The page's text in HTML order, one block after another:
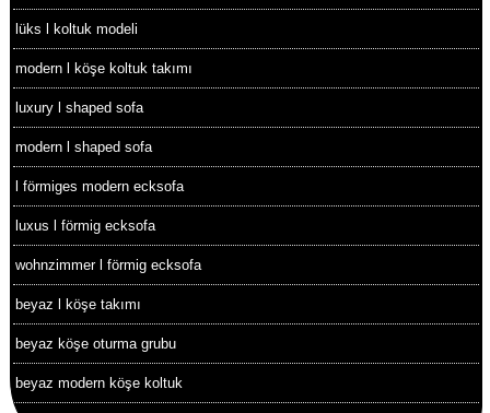
lüks l koltuk modeli
modern l köşe koltuk takımı
luxury l shaped sofa
modern l shaped sofa
l förmiges modern ecksofa
luxus l förmig ecksofa
wohnzimmer l förmig ecksofa
beyaz l köşe takımı
beyaz köşe oturma grubu
beyaz modern köşe koltuk